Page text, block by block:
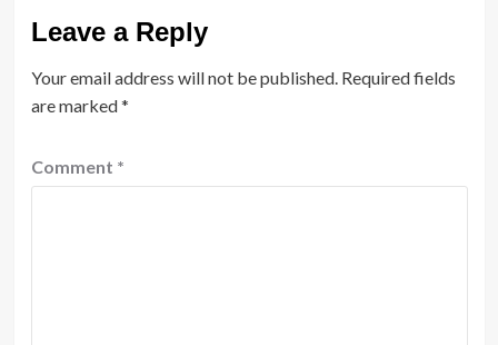
Leave a Reply
Your email address will not be published. Required fields
are marked*
Comment *